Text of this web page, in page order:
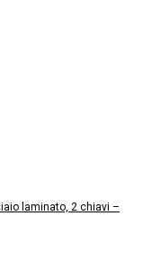
laminato, 2 chiavi –